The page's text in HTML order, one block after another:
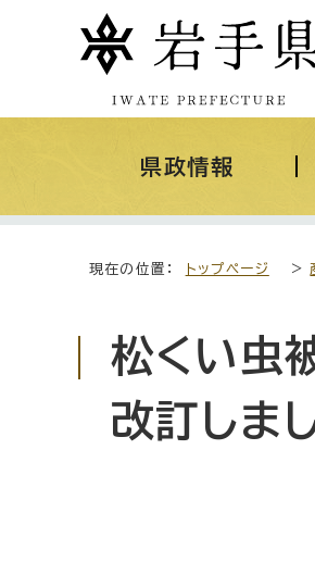
県政情報
現在の位置： トップページ >
松くい虫
改訂しま